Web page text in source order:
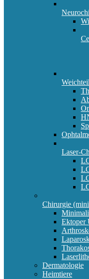
Laser-
Chirurgie
Ektoper
Dermatologie
Heimtiere